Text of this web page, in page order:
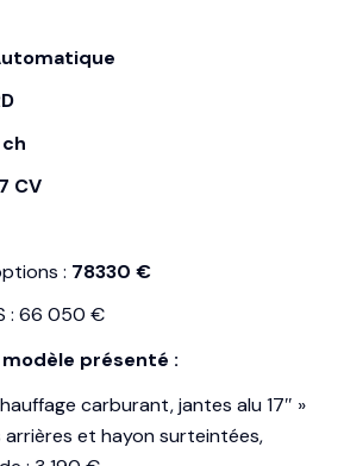
ch
7 CV
: 78330 €
: 66 050 €
présenté :
carburant, jantes alu 17″ »
et hayon surteintées,